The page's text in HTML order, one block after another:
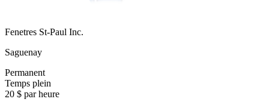
Fenetres St-Paul Inc.
Saguenay
Permanent
Temps plein
20 $ par heure